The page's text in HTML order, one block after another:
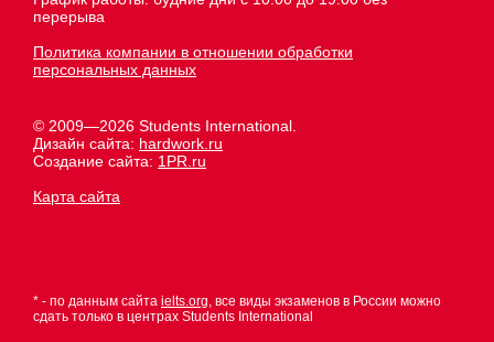
перерыва
Политика компании в отношении обработки
персональных данных
© 2009—2026 Students International.
Дизайн сайта: hardwork.ru
Создание сайта: 1PR.ru
Карта сайта
* - по данным сайта ielts.org, все виды экзаменов в России можно
сдать только в центрах Students International